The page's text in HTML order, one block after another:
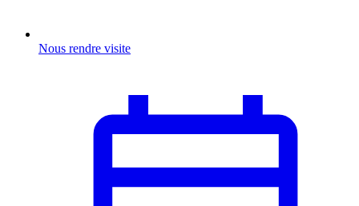
Nous rendre visite